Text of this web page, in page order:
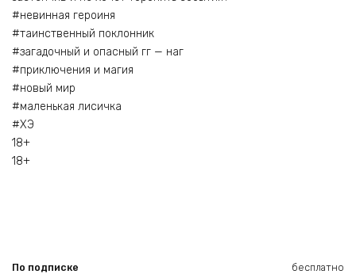
#невинная героиня
#таинственный поклонник
#загадочный и опасный гг — наг
#приключения и магия
#новый мир
#маленькая лисичка
#ХЭ
18+
18+
По подписке бесплатно